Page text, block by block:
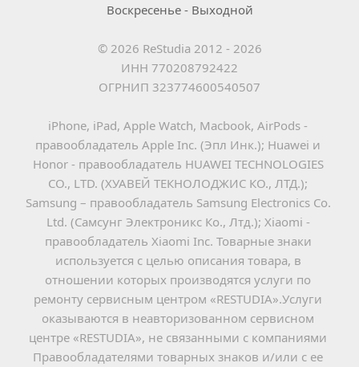
Воскресенье - Выходной
© 2026 ReStudia 2012 - 2026
ИНН 770208792422
ОГРНИП 323774600540507
iPhone, iPad, Apple Watch, Macbook, AirPods -
правообладатель Apple Inc. (Эпл Инк.); Huawei и
Honor - правообладатель HUAWEI TECHNOLOGIES
CO., LTD. (ХУАВЕЙ ТЕКНОЛОДЖИС КО., ЛТД.);
Samsung – правообладатель Samsung Electronics Co.
Ltd. (Самсунг Электроникс Ко., Лтд.); Xiaomi -
правообладатель Xiaomi Inc. Товарные знаки
используется с целью описания товара, в
отношении которых производятся услуги по
ремонту сервисным центром «RESTUDIA».Услуги
оказываются в неавторизованном сервисном
центре «RESTUDIA», не связанными с компаниями
Правообладателями товарных знаков и/или с ее